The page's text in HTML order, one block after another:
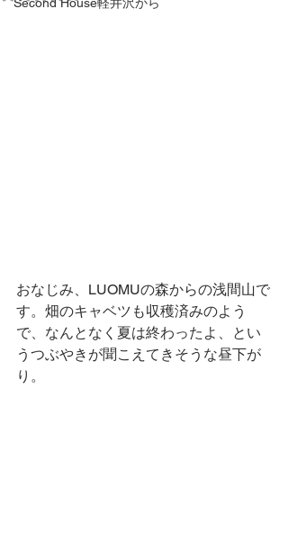
おなじみ、LUOMUの森からの浅間山で
す。畑のキャベツも収穫済みのよう
で、なんとなく夏は終わったよ、とい
うつぶやきが聞こえてきそうな昼下が
り。